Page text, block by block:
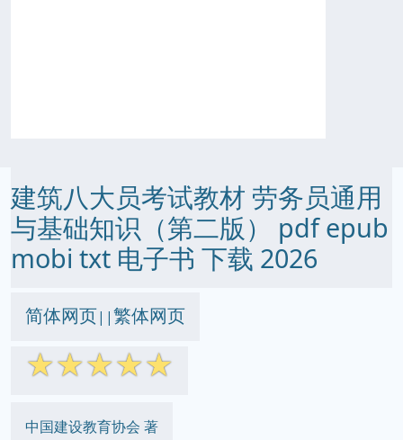
建筑八大员考试教材 劳务员通用
与基础知识（第二版） pdf epub
mobi txt 电子书 下载 2026
简体网页||繁体网页
☆☆☆☆☆
中国建设教育协会 著